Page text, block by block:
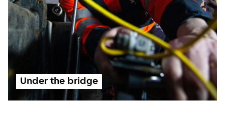
Under the bridge